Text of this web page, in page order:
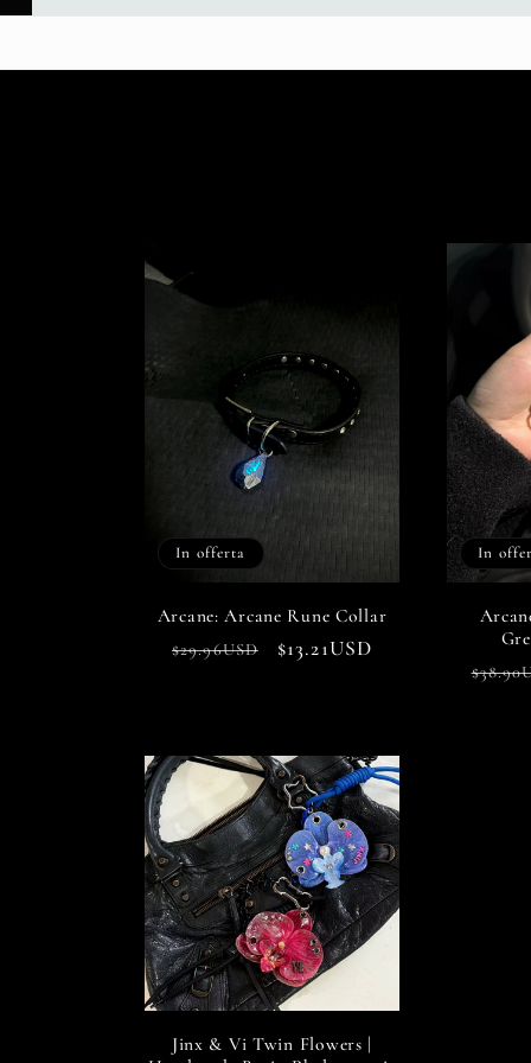
In offerta
Arcane: Arcane Rune Collar
Prezzo
$29.96USD
Prezzo
$13.21USD
In
Jinx & Vi Twin Flowers |